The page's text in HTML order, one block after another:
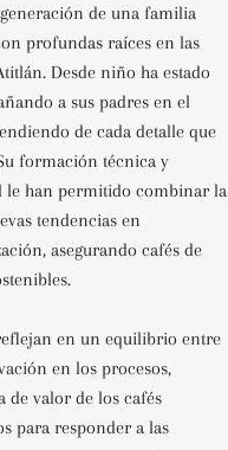
de una familia
profundas raíces en las
Desde niño ha estado
a sus padres en el
de cada detalle que
formación técnica y
le han permitido combinar la
tendencias en
asegurando cafés de
en un equilibrio entre
en los procesos,
de valor de los cafés
para responder a las